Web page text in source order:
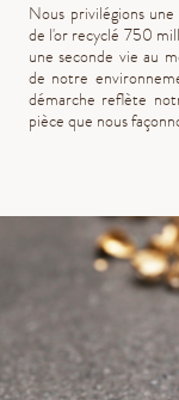
Nous privilégions
de l'or recyclé 750
une seconde vie au
de notre
démarche reflète
pièce que nous